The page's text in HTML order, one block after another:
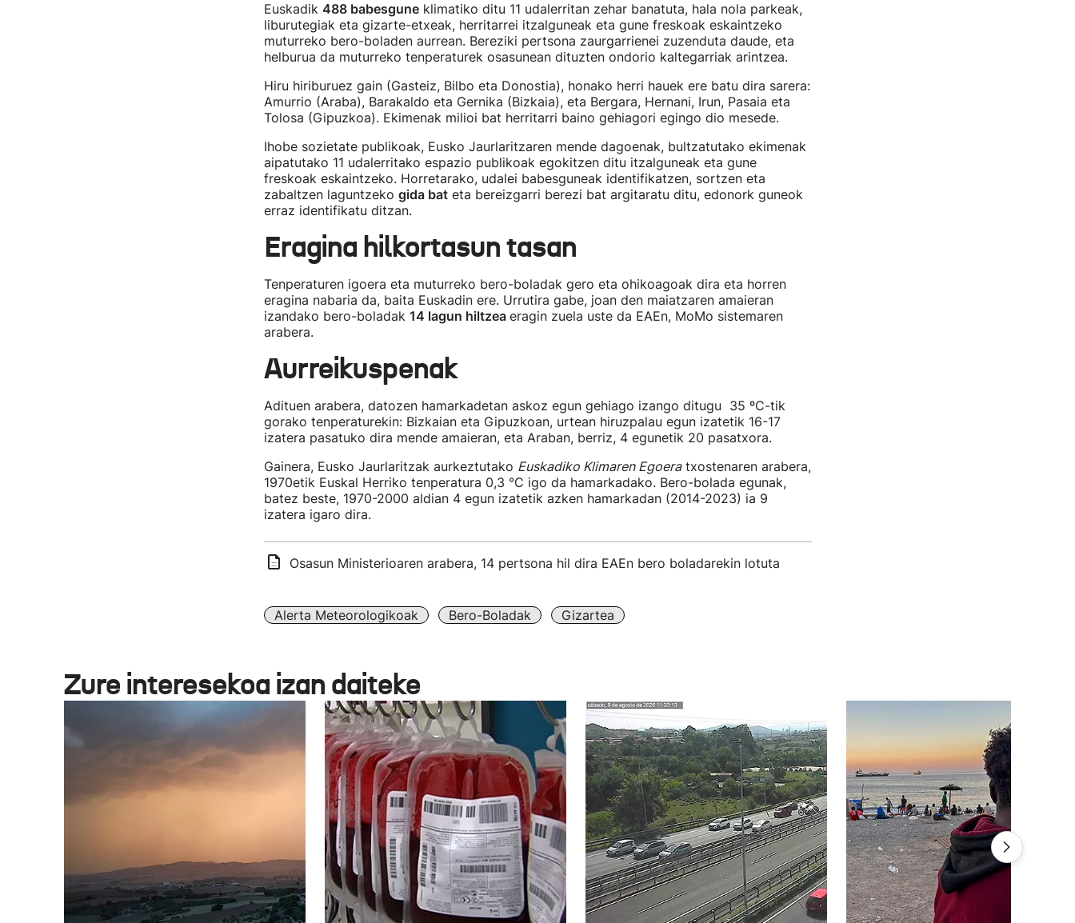
Euskadik 488 babesguneklimatiko ditu 11 udalerritan zehar banatuta, hala nola parkeak,
liburutegiak eta gizarte-etxeak, herritarrei itzalguneak eta gune freskoak eskaintzeko
muturreko bero-boladen aurrean. Bereziki pertsona zaurgarrienei zuzenduta daude, eta
helburua da muturreko tenperaturek osasunean dituzten ondorio kaltegarriak arintzea.
Hiru hiriburuez gain (Gasteiz, Bilbo eta Donostia), honako herri hauek ere batu dira sarera:
Amurrio (Araba), Barakaldo eta Gernika (Bizkaia), eta Bergara, Hernani, Irun, Pasaia eta
Tolosa (Gipuzkoa). Ekimenak milioi bat herritarri baino gehiagori egingo dio mesede.
Ihobe sozietate publikoak, Eusko Jaurlaritzaren mende dagoenak, bultzatutako ekimenak
aipatutako 11 udalerritako espazio publikoak egokitzen ditu itzalguneak eta gune
freskoak eskaintzeko. Horretarako, udalei babesguneak identifikatzen, sortzen eta
zabaltzen laguntzeko gida bateta bereizgarri berezi bat argitaratu ditu, edonork guneok
erraz identifikatu ditzan.
Eragina hilkortasun tasan
Tenperaturen igoera eta muturreko bero-boladak gero eta ohikoagoak dira eta horren
eragina nabaria da, baita Euskadin ere. Urrutira gabe, joan den maiatzaren amaieran
izandako bero-boladak 14 lagun hiltzea eragin zuela uste da EAEn, MoMo sistemaren
arabera.
Aurreikuspenak
Adituen arabera, datozen hamarkadetan askoz egun gehiago izango ditugu 35 ºC-tik
gorako tenperaturekin: Bizkaian eta Gipuzkoan, urtean hiruzpalau egun izatetik 16-17
izatera pasatuko dira mende amaieran, eta Araban, berriz, 4 egunetik 20 pasatxora.
Gainera, Eusko Jaurlaritzak aurkeztutako Euskadiko Klimaren Egoeratxostenaren arabera,
1970etik Euskal Herriko tenperatura 0,3 °C igo da hamarkadako. Bero-bolada egunak,
batez beste, 1970-2000 aldian 4 egun izatetik azken hamarkadan (2014-2023) ia 9
izatera igaro dira.
Osasun Ministerioaren arabera, 14 pertsona hil dira EAEn bero boladarekin lotuta
Alerta Meteorologikoak Bero-Boladak Gizartea
Zure interesekoa izan daiteke